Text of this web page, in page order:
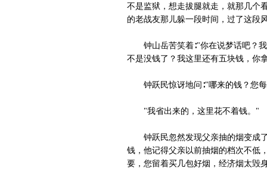
不是监狱，想走拔腿就走，就那几个
的老战友那儿躲一段时间，过了这段
钟山岳苦笑着∶"你在说梦话吧？我
不是没钱了？我这里还有五块钱，你
钟跃民惊讶地问∶"哪来的钱？您每
"我省出来的，这里花不着钱。"
钟跃民忽然发现父亲抽的烟变成了
钱，他记得父亲以前抽烟的档次不低
要，您留着买几包好烟，经济烟太毁